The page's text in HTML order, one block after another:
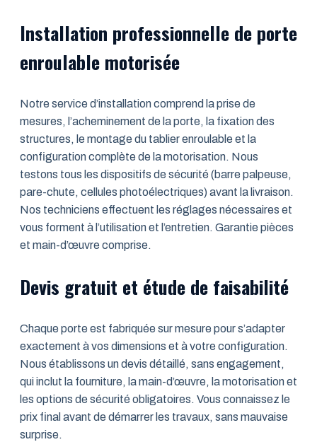
Installation professionnelle de porte
enroulable motorisée
Notre service d’installation comprend la prise de
mesures, l’acheminement de la porte, la fixation des
structures, le montage du tablier enroulable et la
configuration complète de la motorisation. Nous
testons tous les dispositifs de sécurité (barre palpeuse,
pare-chute, cellules photoélectriques) avant la livraison.
Nos techniciens effectuent les réglages nécessaires et
vous forment à l’utilisation et l’entretien. Garantie pièces
et main-d’œuvre comprise.
Devis gratuit et étude de faisabilité
Chaque porte est fabriquée sur mesure pour s’adapter
exactement à vos dimensions et à votre configuration.
Nous établissons un devis détaillé, sans engagement,
qui inclut la fourniture, la main-d’œuvre, la motorisation et
les options de sécurité obligatoires. Vous connaissez le
prix final avant de démarrer les travaux, sans mauvaise
surprise.